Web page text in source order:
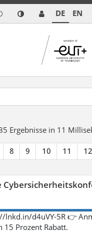
DE EN
Ergebnisse in 11
8 9 10 11 12
lnkd.in/d4uVY-5R 👉
15 Prozent Rabatt.